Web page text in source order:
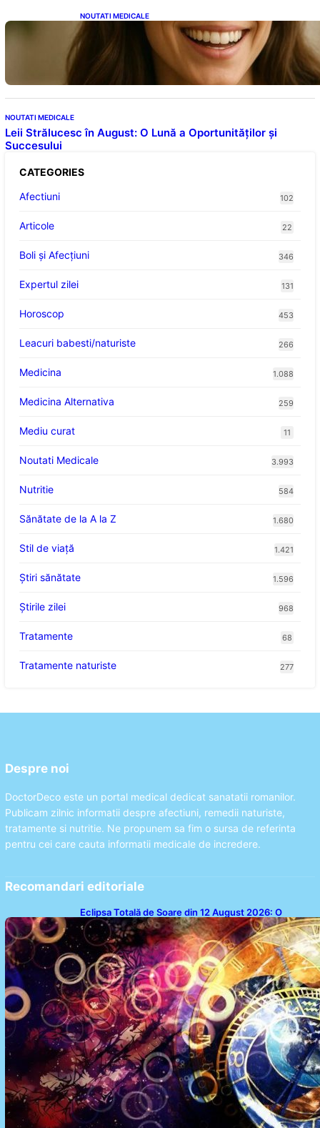
NOUTATI MEDICALE
Ceaiul – Băutura care protejează inima:
Descoperiri recente despre beneficiile
consumului zilnic
NOUTATI MEDICALE
Leii Strălucesc în August: O Lună a Oportunităților și
Succesului
CATEGORIES
Afectiuni
102
Articole 22
Boli și Afecțiuni 346
Expertul zilei 131
Horoscop 453
Leacuri babesti/naturiste 266
Medicina 1.088
Medicina Alternativa 259
Mediu curat 11
Noutati Medicale 3.993
Nutritie 584
Sănătate de la A la Z 1.680
Stil de viaţă 1.421
Ştiri sănătate 1.596
Știrile zilei 968
Tratamente 68
Tratamente naturiste 277
Despre noi
DoctorDeco este un portal medical dedicat sanatatii romanilor.
Publicam zilnic informatii despre afectiuni, remedii naturiste,
tratamente si nutritie. Ne propunem sa fim o sursa de referinta
pentru cei care cauta informatii medicale de incredere.
Recomandari editoriale
Eclipsa Totală de Soare din 12 August 2026: O
Analiză a Impactului asupra Trei Zodii și a Ciclului de
18 Ani